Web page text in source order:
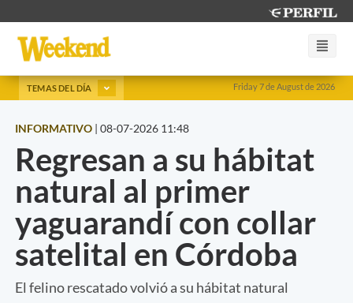
Friday 7 de August de 2026
TEMAS DEL DÍA
INFORMATIVO | 08-07-2026 11:48
Regresan a su hábitat
natural al primer
yaguarandí con collar
satelital en Córdoba
El felino rescatado volvió a su hábitat natural